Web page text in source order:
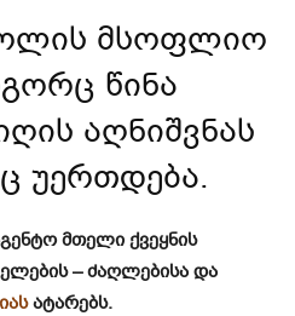
მსოფლიო
წინა
აღნიშვნას
უერთდება.
მთელი ქვეყნის
– ძაღლებისა და
ატარებს.